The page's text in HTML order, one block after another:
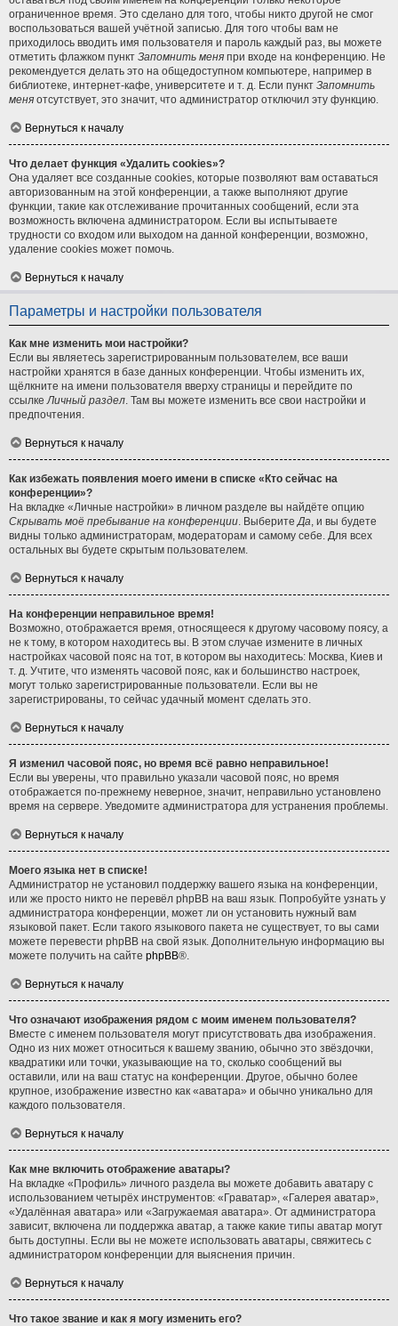
ограниченное время. Это сделано для того, чтобы никто другой не смог
воспользоваться вашей учётной записью. Для того чтобы вам не
приходилось вводить имя пользователя и пароль каждый раз, вы можете
отметить флажком пункт Запомнить меня при входе на конференцию. Не
рекомендуется делать это на общедоступном компьютере, например в
библиотеке, интернет-кафе, университете и т. д. Если пункт Запомнить
меня отсутствует, это значит, что администратор отключил эту функцию.
Вернуться к началу
Что делает функция «Удалить cookies»?
Она удаляет все созданные cookies, которые позволяют вам оставаться
авторизованным на этой конференции, а также выполняют другие
функции, такие как отслеживание прочитанных сообщений, если эта
возможность включена администратором. Если вы испытываете
трудности со входом или выходом на данной конференции, возможно,
удаление cookies может помочь.
Вернуться к началу
Параметры и настройки пользователя
Как мне изменить мои настройки?
Если вы являетесь зарегистрированным пользователем, все ваши
настройки хранятся в базе данных конференции. Чтобы изменить их,
щёлкните на имени пользователя вверху страницы и перейдите по
ссылкеЛичный раздел. Там вы можете изменить все свои настройки и
предпочтения.
Вернуться к началу
Как избежать появления моего имени в списке «Кто сейчас на
конференции»?
На вкладке «Личные настройки» в личном разделе вы найдёте опцию
Скрывать моё пребывание на конференции. ВыберитеДа, и вы будете
видны только администраторам, модераторам и самому себе. Для всех
остальных вы будете скрытым пользователем.
Вернуться к началу
На конференции неправильное время!
Возможно, отображается время, относящееся к другому часовому поясу, а
не к тому, в котором находитесь вы. В этом случае измените в личных
настройках часовой пояс на тот, в котором вы находитесь: Москва, Киев и
т. д. Учтите, что изменять часовой пояс, как и большинство настроек,
могут только зарегистрированные пользователи. Если вы не
зарегистрированы, то сейчас удачный момент сделать это.
Вернуться к началу
Я изменил часовой пояс, но время всё равно неправильное!
Если вы уверены, что правильно указали часовой пояс, но время
отображается по-прежнему неверное, значит, неправильно установлено
время на сервере. Уведомите администратора для устранения проблемы.
Вернуться к началу
Моего языка нет в списке!
Администратор не установил поддержку вашего языка на конференции,
или же просто никто не перевёл phpBB на ваш язык. Попробуйте узнать у
администратора конференции, может ли он установить нужный вам
языковой пакет. Если такого языкового пакета не существует, то вы сами
можете перевести phpBB на свой язык. Дополнительную информацию вы
можете получить на сайте phpBB®.
Вернуться к началу
Что означают изображения рядом с моим именем пользователя?
Вместе с именем пользователя могут присутствовать два изображения.
Одно из них может относиться к вашему званию, обычно это звёздочки,
квадратики или точки, указывающие на то, сколько сообщений вы
оставили, или на ваш статус на конференции. Другое, обычно более
крупное, изображение известно как «аватара» и обычно уникально для
каждого пользователя.
Вернуться к началу
Как мне включить отображение аватары?
На вкладке «Профиль» личного раздела вы можете добавить аватару с
использованием четырёх инструментов: «Граватар», «Галерея аватар»,
«Удалённая аватара» или «Загружаемая аватара». От администратора
зависит, включена ли поддержка аватар, а также какие типы аватар могут
быть доступны. Если вы не можете использовать аватары, свяжитесь с
администратором конференции для выяснения причин.
Вернуться к началу
Что такое звание и как я могу изменить его?